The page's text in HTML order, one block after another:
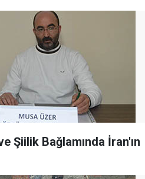
Şiilik Bağlamında İran'ın